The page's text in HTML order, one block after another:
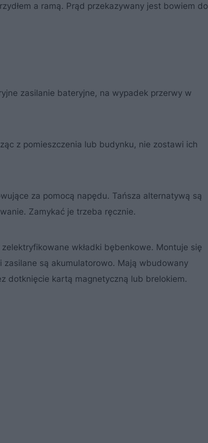
a ramą. Prąd przekazywany jest bowiem do
zasilanie bateryjne, na wypadek przerwy w
z pomieszczenia lub budynku, nie zostawi ich
za pomocą napędu. Tańsza alternatywą są
Zamykać je trzeba ręcznie.
wkładki bębenkowe. Montuje się
zasilane są akumulatorowo. Mają wbudowany
dotknięcie kartą magnetyczną lub brelokiem.